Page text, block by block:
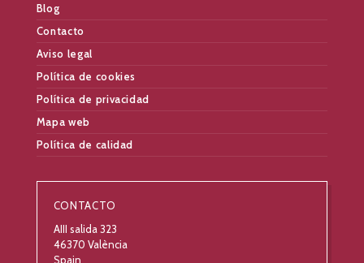
Blog
Contacto
Aviso legal
Política de cookies
Política de privacidad
Mapa web
Política de calidad
CONTACTO
AIII salida 323
46370 València
Spain